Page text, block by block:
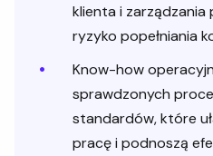
klienta i zarządzania
ryzyko popełniania
Know-how
sprawdzonych
standardów, które
pracę i podnoszą